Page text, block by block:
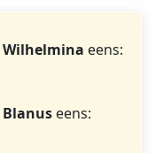
Wilhelmina eens:
Blanuseens: